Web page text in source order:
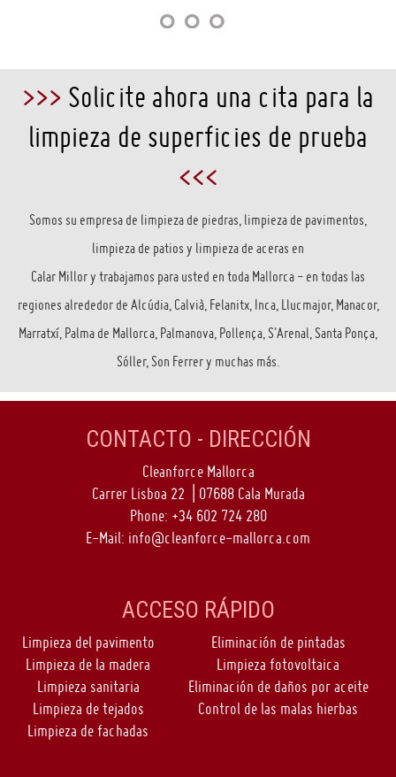
>>> Solicite ahora una cita para la
limpieza de superficies de prueba
<<<
Somos su empresa de limpieza de piedras, limpieza de pavimentos,
limpieza de patios y limpieza de aceras en
Calar Millor y trabajamos para usted en toda Mallorca - en todas las
regiones alrededor de Alcúdia, Calvià, Felanitx, Inca, Llucmajor, Manacor,
Marratxí, Palma de Mallorca, Palmanova, Pollença, S'Arenal, Santa Ponça,
Sóller, Son Ferrer y muchas más.
CONTACTO - DIRECCIÓN
Cleanforce Mallorca
Carrer Lisboa 22 | 07688 Cala Murada
Phone: +34 602 724 280
E-Mail: info@cleanforce-mallorca.com
ACCESO RÁPIDO
Limpieza del pavimento
Limpieza de la madera
Limpieza sanitaria
Limpieza de tejados
Limpieza de fachadas
Eliminación de pintadas
Limpieza fotovoltaica
Eliminación de daños por aceite
Control de las malas hierbas